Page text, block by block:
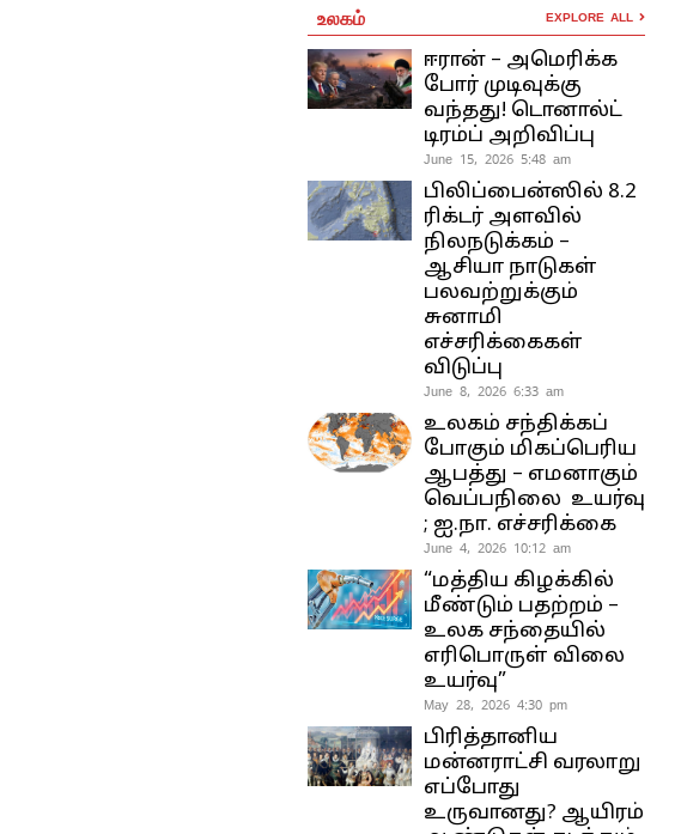
உலகம் EXPLORE ALL
ஈரான் – அமெரிக்க
போர் முடிவுக்கு
வந்தது! டொனால்ட்
டிரம்ப் அறிவிப்பு
June 15, 2026 5:48 am
பிலிப்பைன்ஸில் 8.2
ரிக்டர் அளவில்
நிலநடுக்கம் –
ஆசியா நாடுகள்
பலவற்றுக்கும்
சுனாமி
எச்சரிக்கைகள்
விடுப்பு
June 8, 2026 6:33 am
உலகம் சந்திக்கப்
போகும் மிகப்பெரிய
ஆபத்து – எமனாகும்
வெப்பநிலை உயர்வு
; ஐ.நா. எச்சரிக்கை
June 4, 2026 10:12 am
“மத்திய கிழக்கில்
மீண்டும் பதற்றம் –
உலக சந்தையில்
எரிபொருள் விலை
உயர்வு”
May 28, 2026 4:30 pm
பிரித்தானிய
மன்னராட்சி வரலாறு
எப்போது
உருவானது? ஆயிரம்